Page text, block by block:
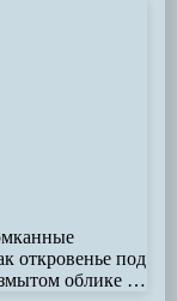
откровенье под
облике …